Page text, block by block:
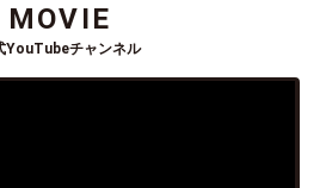
MOVIE
YouTubeチャンネル